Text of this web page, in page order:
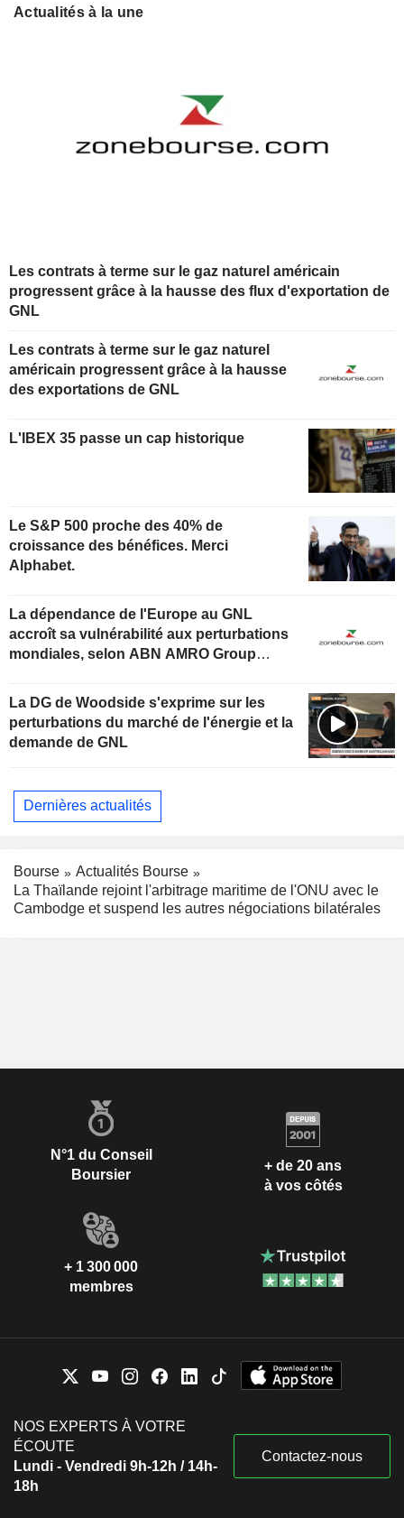
Actualités à la une
Les contrats à terme sur le gaz naturel américain
progressent grâce à la hausse des flux d'exportation de
GNL
Les contrats à terme sur le gaz naturel
américain progressent grâce à la hausse
des exportations de GNL
L'IBEX 35 passe un cap historique
Le S&P 500 proche des 40% de
croissance des bénéfices. Merci
Alphabet.
La dépendance de l'Europe au GNL
accroît sa vulnérabilité aux perturbations
mondiales, selon ABN AMRO Group
La DG de Woodside s'exprime sur les
perturbations du marché de l'énergie et la
demande de GNL
Dernières actualités
Bourse
Actualités Bourse
La Thaïlande rejoint l'arbitrage maritime de l'ONU avec le
Cambodge et suspend les autres négociations bilatérales
N°1 du Conseil
Boursier
+ de 20 ans
à vos côtés
+ 1 300 000
membres
NOS EXPERTS À VOTRE
ÉCOUTE
Lundi - Vendredi 9h-12h / 14h-
18h
Contactez-nous